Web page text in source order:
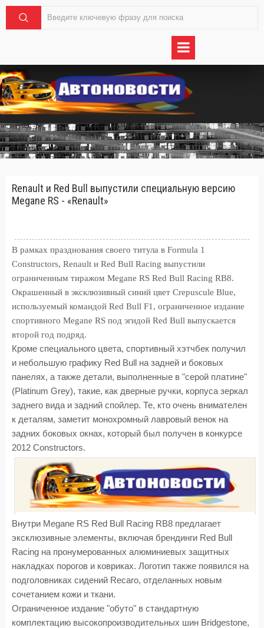
Renault и Red Bull выпустили специальную версию
Megane RS - «Renault»
В рамках празднования своего титула в Formula 1
Constructors, Renault и Red Bull Racing выпустили
ограниченным тиражом Megane RS Red Bull Racing RB8.
Окрашенный в эксклюзивный синий цвет Crepuscule Blue,
используемый командой Red Bull F1, ограниченное издание
спортивного Megane RS под эгидой Red Bull выпускается
второй год подряд.
Кроме специального цвета, спортивный хэтчбек получил
и небольшую графику Red Bull на задней и боковых
панелях, а также детали, выполненные в "серой платине"
(Platinum Grey), такие, как дверные ручки, корпуса зеркал
заднего вида и задний спойлер. Те, кто очень внимателен
к деталям, заметит монохромный лавровый венок на
задних боковых окнах, который был получен в конкурсе
2012 Constructors.
Внутри Megane RS Red Bull Racing RB8 предлагает
эксклюзивные элементы, включая брендинги Red Bull
Racing на пронумерованных алюминиевых защитных
накладках порогов и ковриках. Логотип также появился на
подголовниках сидений Recaro, отделанных новым
сочетанием кожи и ткани.
Ограниченное издание "обуто" в стандартную
комплектацию высокопроизводительных шин Bridgestone,